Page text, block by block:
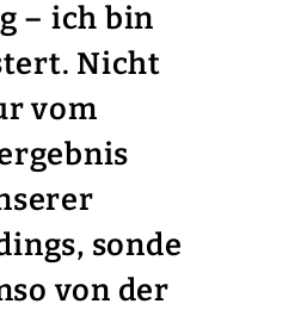
– ich bin
Nicht
vom
sonde
von der